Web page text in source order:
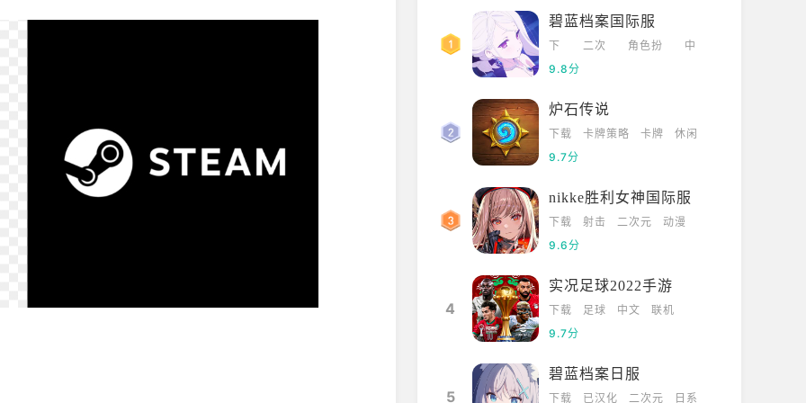
碧蓝档案国际服
下
载
二次
角色扮
中
9.8分
炉石传说
下载 卡牌策略 卡牌
休闲
9.7分
nikke胜利女神国际服
下载 射击 二次元
动漫
9.6分
4
实况足球2022手游
下载 足球 中文
联机
9.7分
5
碧蓝档案日服
下载 已汉化 二次元 日系